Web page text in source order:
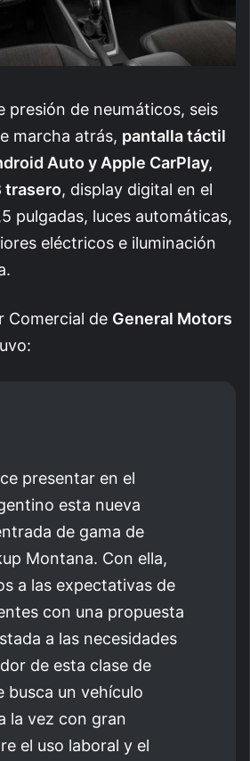
presión de neumáticos, seis
marcha atrás, pantalla táctil
Auto y Apple CarPlay,
trasero, display digital en el
pulgadas, luces automáticas,
eléctricos e iluminación
Comercial de General Motors
presentar en el
esta nueva
de gama de
Montana. Con ella,
a las expectativas de
con una propuesta
a las necesidades
de esta clase de
busca un vehículo
la vez con gran
el uso laboral y el